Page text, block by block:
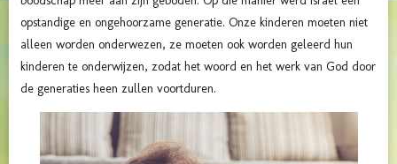
opstandige en ongehoorzame generatie. Onze kinderen moeten niet
alleen worden onderwezen, ze moeten ook worden geleerd hun
kinderen te onderwijzen, zodat het woord en het werk van God door
de generaties heen zullen voortduren.